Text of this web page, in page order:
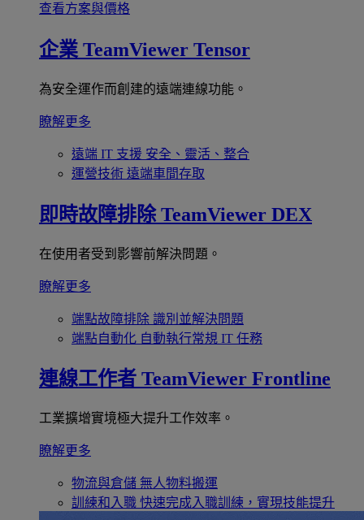
查看方案與價格
企業 TeamViewer Tensor
為安全運作而創建的遠端連線功能。
瞭解更多
遠端 IT 支援 安全、靈活、整合
運營技術 遠端車間存取
即時故障排除 TeamViewer DEX
在使用者受到影響前解決問題。
瞭解更多
端點故障排除 識別並解決問題
端點自動化 自動執行常規 IT 任務
連線工作者 TeamViewer Frontline
工業擴增實境極大提升工作效率。
瞭解更多
物流與倉儲 無人物料搬運
訓練和入職 快速完成入職訓練，實現技能提升